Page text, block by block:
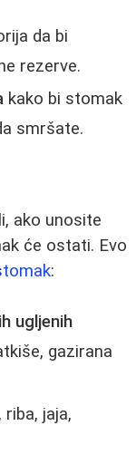
da bi
rezerve.
kako bi stomak
smršate.
ako unosite
će ostati. Evo
:
ugljenih
gazirana
riba, jaja,